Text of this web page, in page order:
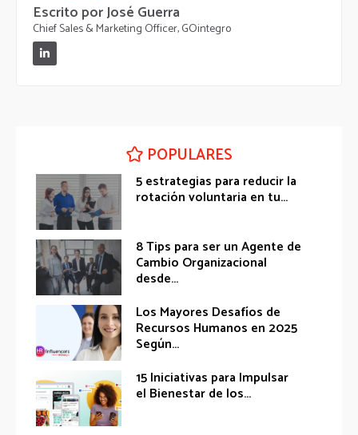
Escrito por José Guerra
Chief Sales & Marketing Officer, GOintegro
POPULARES
5 estrategias para reducir la
rotación voluntaria en tu...
8 Tips para ser un Agente de
Cambio Organizacional
desde...
Los Mayores Desafíos de
Recursos Humanos en 2025
Según...
15 Iniciativas para Impulsar
el Bienestar de los...